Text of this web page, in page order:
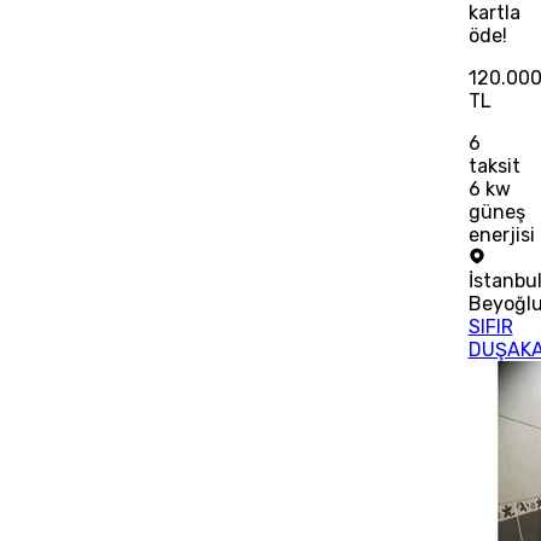
kartla
öde!
120.000
TL
6
taksit
6 kw
güneş
enerjisi
İstanbul
SIFIR